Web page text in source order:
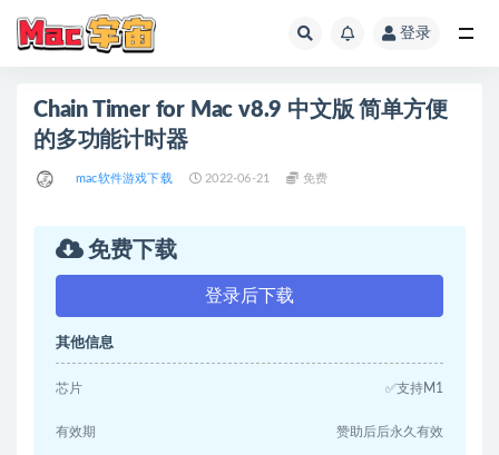
登录
Chain Timer for Mac v8.9 中文版 简单方便
的多功能计时器
mac软件游戏下载 2022-06-21 免费
免费下载
登录后下载
其他信息
芯片 ✅支持M1
有效期 赞助后后永久有效